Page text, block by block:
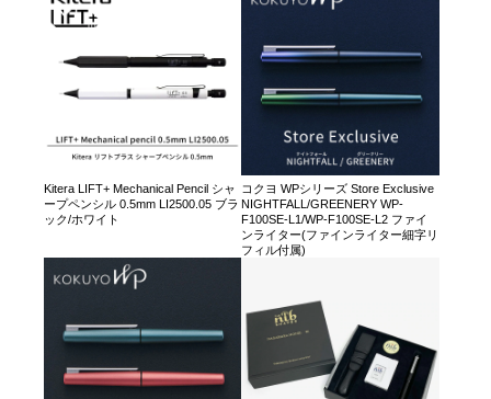
Kitera LIFT+ Mechanical Pencil シャ
ープペンシル 0.5mm LI2500.05 ブラ
ック/ホワイト
コクヨ WPシリーズ Store Exclusive
NIGHTFALL/GREENERY WP-
F100SE-L1/WP-F100SE-L2 ファイ
ンライター(ファインライター細字リ
フィル付属)